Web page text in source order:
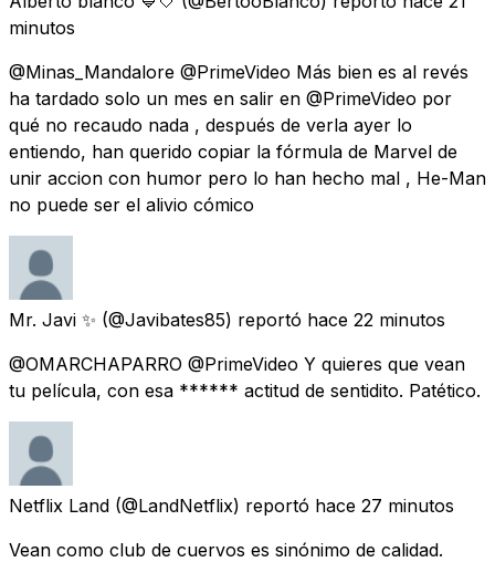
minutos
@Minas_Mandalore @PrimeVideo Más bien es al revés
ha tardado solo un mes en salir en @PrimeVideo por
qué no recaudo nada , después de verla ayer lo
entiendo, han querido copiar la fórmula de Marvel de
unir accion con humor pero lo han hecho mal , He-Man
no puede ser el alivio cómico
Mr. Javi ✨ (@Javibates85) reportó hace 22 minutos
@OMARCHAPARRO @PrimeVideo Y quieres que vean
tu película, con esa ****** actitud de sentidito. Patético.
Netflix Land (@LandNetflix) reportó hace 27 minutos
Vean como club de cuervos es sinónimo de calidad.